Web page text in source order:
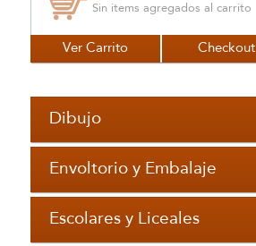
Sin items agregados al carrito
Ver Carrito Checkout
Dibujo
Envoltorio y Embalaje
Escolares y Liceales